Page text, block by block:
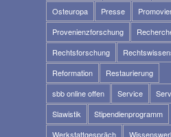
Osteuropa
Presse
Provenienzforschung
Rechtsforschung
Reformation
Restaurierung
sbb online offen
Service
Slawistik
Stipendienprogramm
Werkstattgespräch